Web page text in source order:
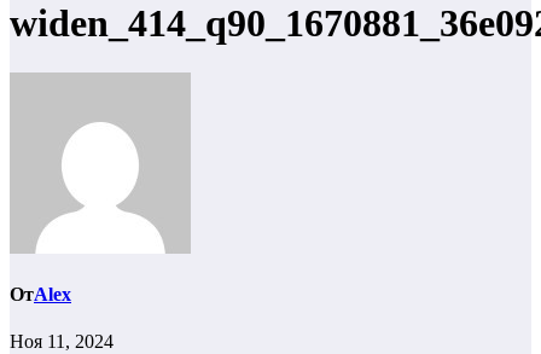
ОтAlex
Ноя 11, 2024